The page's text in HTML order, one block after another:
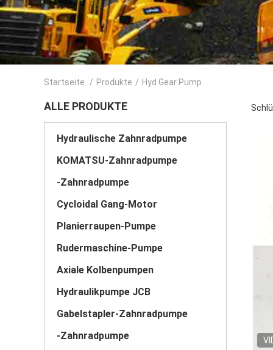
Startseite / Produkte / Hyd Gear Pump
ALLE PRODUKTE
Hydraulische Zahnradpumpe
KOMATSU-Zahnradpumpe
-Zahnradpumpe
Cycloidal Gang-Motor
Planierraupen-Pumpe
Rudermaschine-Pumpe
Axiale Kolbenpumpen
Hydraulikpumpe JCB
Gabelstapler-Zahnradpumpe
-Zahnradpumpe